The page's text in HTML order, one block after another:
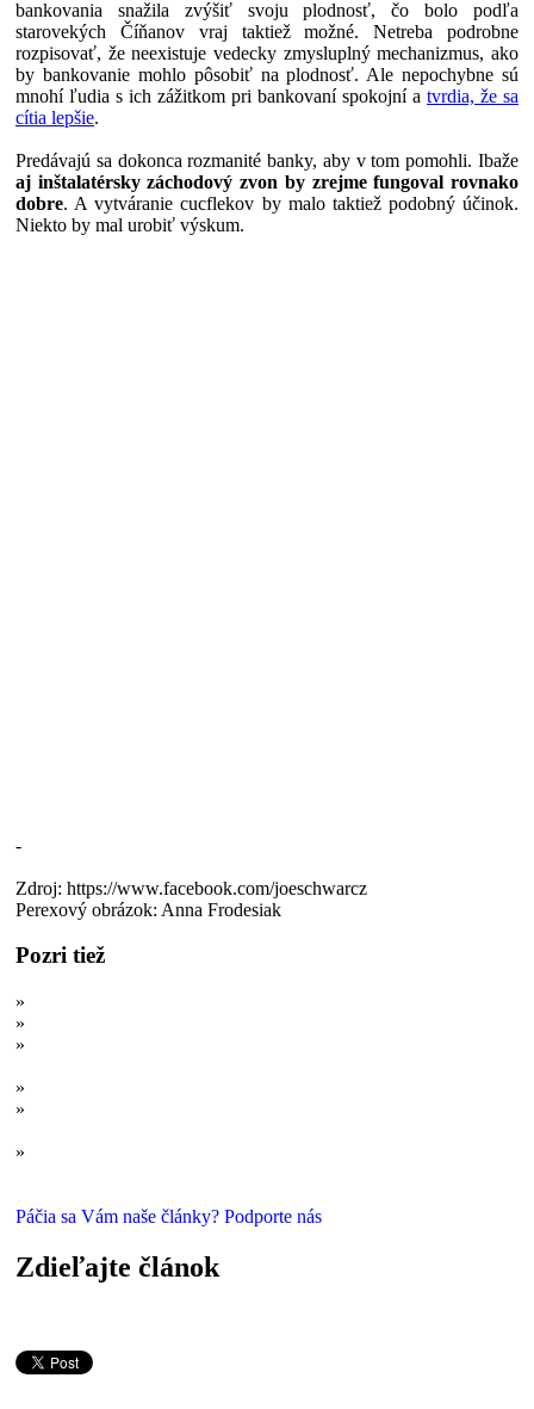
bankovania snažila zvýšiť svoju plodnosť, čo bolo podľa
starovekých Číňanov vraj taktiež možné. Netreba podrobne
rozpisovať, že neexistuje vedecky zmysluplný mechanizmus, ako
by bankovanie mohlo pôsobiť na plodnosť. Ale nepochybne sú
mnohí ľudia s ich zážitkom pri bankovaní spokojní a tvrdia, že sa
cítia lepšie.
Predávajú sa dokonca rozmanité banky, aby v tom pomohli. Ibaže
aj inštalatérsky záchodový zvon by zrejme fungoval rovnako
dobre. A vytváranie cucflekov by malo taktiež podobný účinok.
Niekto by mal urobiť výskum.
-
Zdroj: https://www.facebook.com/joeschwarcz
Perexový obrázok: Anna Frodesiak
Pozri tiež
»
»
»
»
»
»
Páčia sa Vám naše články? Podporte nás
Zdieľajte článok